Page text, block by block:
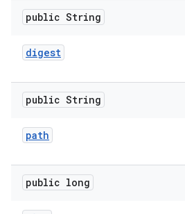
public String
digest
public String
path
public long